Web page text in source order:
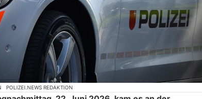
POLIZEI.NEWS REDAKTION